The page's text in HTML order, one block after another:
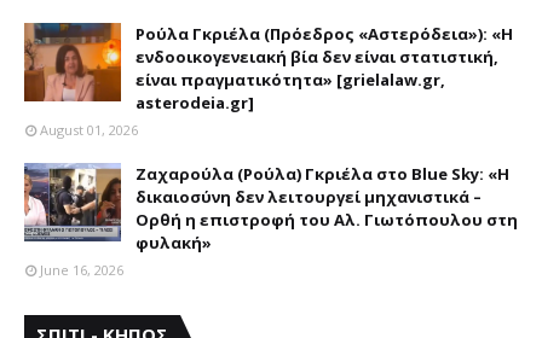
Ρούλα Γκριέλα (Πρόεδρος «Αστερόδεια»): «Η
ενδοοικογενειακή βία δεν είναι στατιστική,
είναι πραγματικότητα» [grielalaw.gr,
asterodeia.gr]
August 01, 2026
Ζαχαρούλα (Ρούλα) Γκριέλα στο Blue Sky: «Η
δικαιοσύνη δεν λειτουργεί μηχανιστικά –
Ορθή η επιστροφή του Αλ. Γιωτόπουλου στη
φυλακή»
June 16, 2026